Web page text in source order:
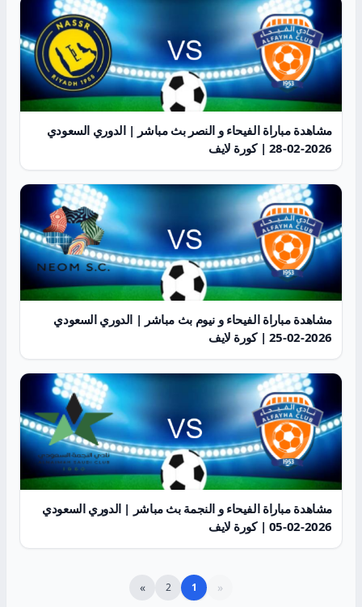
مشاهدة مباراة الفيحاء و النصر بث مباشر | الدوري السعودي
2026-02-28 | كورة لايف
مشاهدة مباراة الفيحاء و نيوم بث مباشر | الدوري السعودي
2026-02-25 | كورة لايف
مشاهدة مباراة الفيحاء و النجمة بث مباشر | الدوري السعودي
2026-02-05 | كورة لايف
«
1
2
»